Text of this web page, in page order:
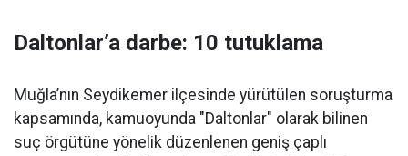
Daltonlar’a darbe: 10 tutuklama
Muğla’nın Seydikemer ilçesinde yürütülen soruşturma
kapsamında, kamuoyunda "Daltonlar" olarak bilinen
suç örgütüne yönelik düzenlenen geniş çaplı